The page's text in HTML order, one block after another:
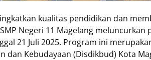
kualitas pendidikan dan
Negeri 11 Magelang meluncurkan
21 Juli 2025. Program ini
dan Kebudayaan (Disdikbud) Kota